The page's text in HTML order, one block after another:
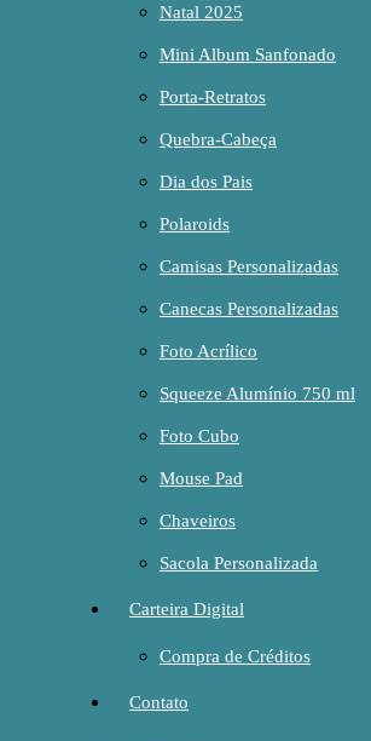
Natal 2025
Mini Album Sanfonado
Porta-Retratos
Quebra-Cabeça
Dia dos Pais
Polaroids
Camisas Personalizadas
Canecas Personalizadas
Foto Acrílico
Squeeze Alumínio 750 ml
Foto Cubo
Mouse Pad
Chaveiros
Sacola Personalizada
Carteira Digital
Compra de Créditos
Contato